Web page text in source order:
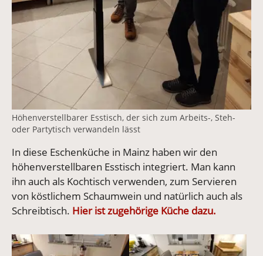
Höhenverstellbarer Esstisch, der sich zum Arbeits-, Steh-
oder Partytisch verwandeln lässt
In diese Eschenküche in Mainz haben wir den
höhenverstellbaren Esstisch integriert. Man kann
ihn auch als Kochtisch verwenden, zum Servieren
von köstlichem Schaumwein und natürlich auch als
Schreibtisch. Hier ist zugehörige Küche dazu.
Vergrößerte Version anzeigen für Massivholztisch in
Vergrößerte Version